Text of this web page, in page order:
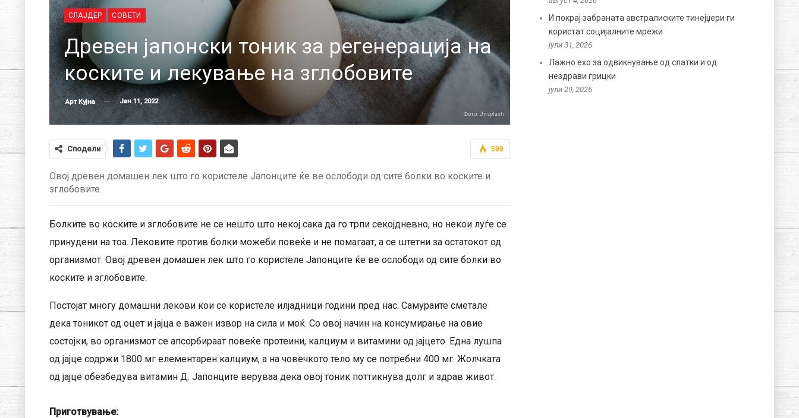
СЛАЈДЕР СОВЕТИ
Древен јапонски тоник за регенерација на
коските и лекување на зглобовите
Арт Кујна Јан 11, 2022
Фото: Unsplash
599
Сподели
Овој древен домашен лек што го користеле Јапонците ќе ве ослободи од сите болки во коските и
зглобовите.
Болките во коските и зглобовите не се нешто што некој сака да го трпи секојдневно, но некои луѓе се
принудени на тоа. Лековите против болки можеби повеќе и не помагаат, а се штетни за остатокот од
организмот. Овој древен домашен лек што го користеле Јапонците ќе ве ослободи од сите болки во
коските и зглобовите.
Постојат многу домашни лекови кои се користеле илјадници години пред нас. Самураите сметале
дека тоникот од оцет и јајца е важен извор на сила и моќ. Со овој начин на консумирање на овие
состојки, во организмот се апсорбираат повеќе протеини, калциум и витамини од јајцето. Една лушпа
од јајце содржи 1800 мг елементарен калциум, а на човечкото тело му се потребни 400 мг. Жолчката
од јајце обезбедува витамин Д. Јапонците веруваа дека овој тоник поттикнува долг и здрав живот.
Приготвување:
И покрај забраната австралиските тинејџери ги
користат социјалните мрежи
јули 31, 2026
Лажно ехо за одвикнување од слатки и од
нездрави грицки
јули 29, 2026